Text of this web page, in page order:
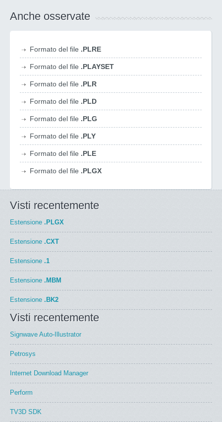
Anche osservate
Formato del file .PLRE
Formato del file .PLAYSET
Formato del file .PLR
Formato del file .PLD
Formato del file .PLG
Formato del file .PLY
Formato del file .PLE
Formato del file .PLGX
Visti recentemente
Estensione .PLGX
Estensione .CXT
Estensione .1
Estensione .MBM
Estensione .BK2
Visti recentemente
Signwave Auto-Illustrator
Petrosys
Internet Download Manager
Perform
TV3D SDK